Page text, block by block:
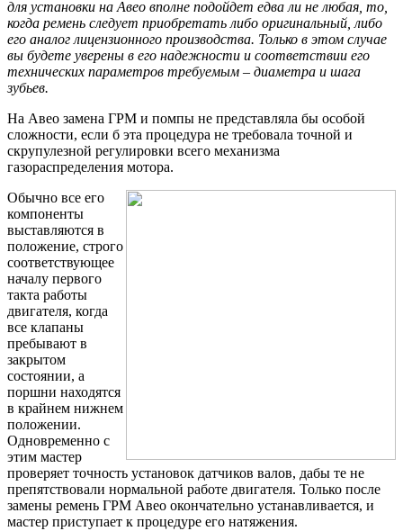
для установки на Авео вполне подойдет едва ли не любая, то,
когда ремень следует приобретать либо оригинальный, либо
его аналог лицензионного производства. Только в этом случае
вы будете уверены в его надежности и соответствии его
технических параметров требуемым – диаметра и шага
зубьев.
На Авео замена ГРМ и помпы не представляла бы особой
сложности, если б эта процедура не требовала точной и
скрупулезной регулировки всего механизма
газораспределения мотора.
Обычно все его
компоненты
выставляются в
положение, строго
соответствующее
началу первого
такта работы
двигателя, когда
все клапаны
пребывают в
закрытом
состоянии, а
поршни находятся
в крайнем нижнем
положении.
Одновременно с
этим мастер
проверяет точность установок датчиков валов, дабы те не
препятствовали нормальной работе двигателя. Только после
замены ремень ГРМ Авео окончательно устанавливается, и
мастер приступает к процедуре его натяжения.